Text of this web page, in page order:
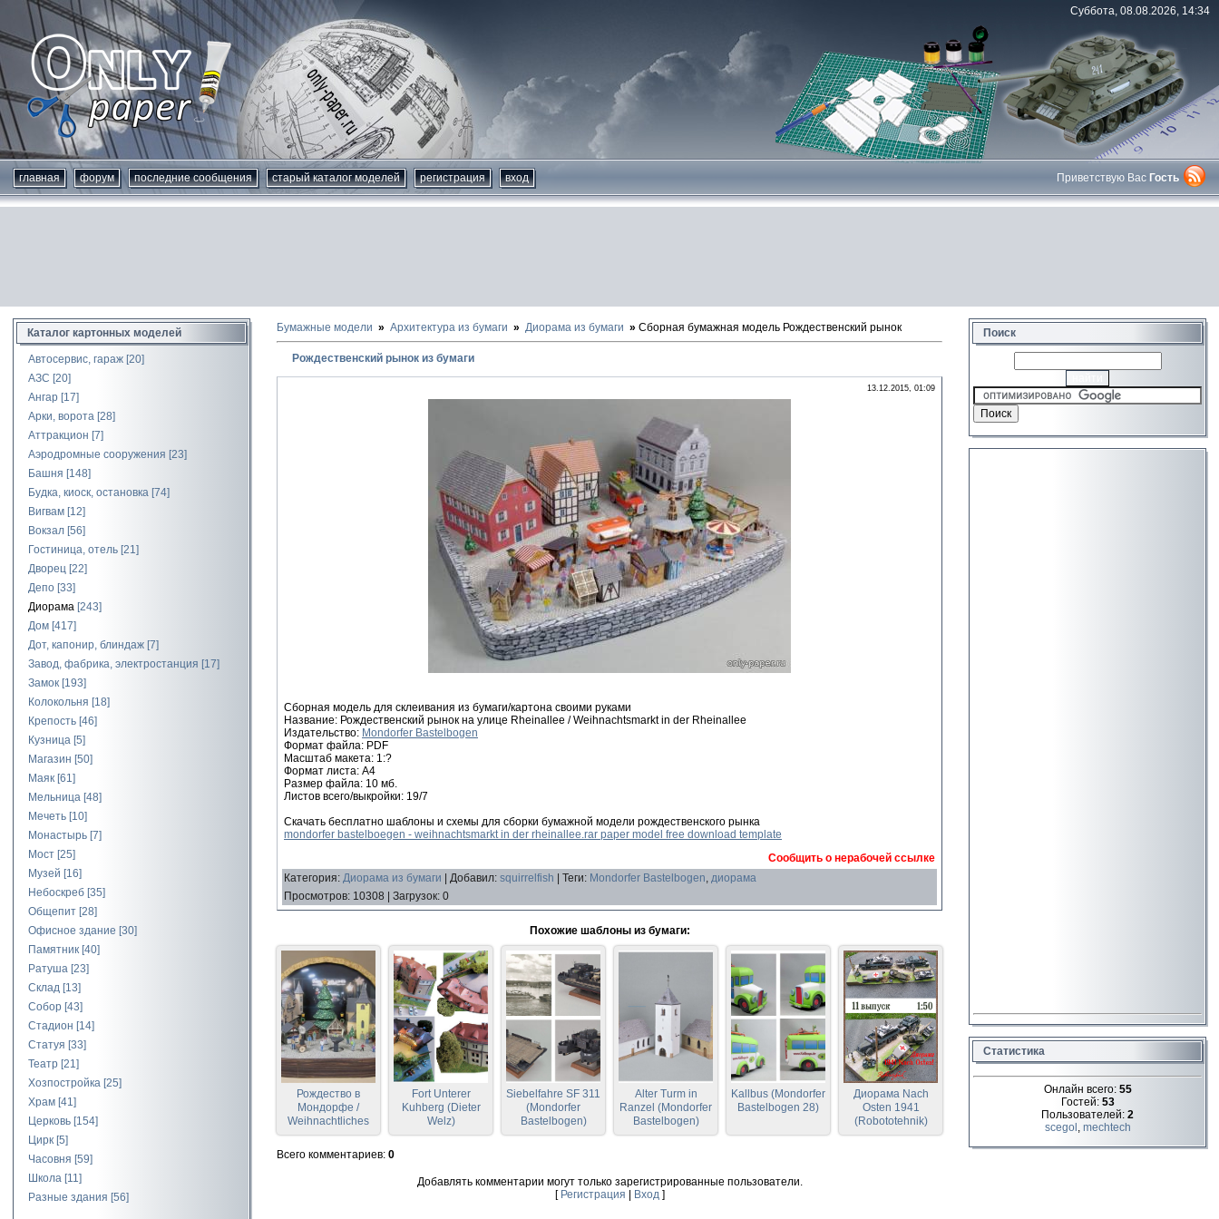
Суббота, 08.08.2026, 14:34
главная форум последние сообщения старый каталог моделей регистрация вход Приветствую Вас Гость
Каталог картонных моделей
Автосервис, гараж [20]
АЗС [20]
Ангар [17]
Арки, ворота [28]
Аттракцион [7]
Аэродромные сооружения [23]
Башня [148]
Будка, киоск, остановка [74]
Вигвам [12]
Вокзал [56]
Гостиница, отель [21]
Дворец [22]
Депо [33]
Диорама [243]
Дом [417]
Дот, капонир, блиндаж [7]
Завод, фабрика, электростанция [17]
Замок [193]
Колокольня [18]
Крепость [46]
Кузница [5]
Магазин [50]
Маяк [61]
Мельница [48]
Мечеть [10]
Монастырь [7]
Мост [25]
Музей [16]
Небоскреб [35]
Общепит [28]
Офисное здание [30]
Памятник [40]
Ратуша [23]
Склад [13]
Собор [43]
Стадион [14]
Статуя [33]
Театр [21]
Хозпостройка [25]
Храм [41]
Церковь [154]
Цирк [5]
Часовня [59]
Школа [11]
Разные здания [56]
Бумажные модели Архитектура из бумаги Диорама из бумаги Сборная бумажная модель Рождественский рынок
Рождественский рынок из бумаги
13.12.2015, 01:09
Сборная модель для склеивания из бумаги/картона своими руками
Название: Рождественский рынок на улице Rheinallee / Weihnachtsmarkt in der Rheinallee
Издательство: Mondorfer Bastelbogen
Формат файла: PDF
Масштаб макета: 1:?
Формат листа: А4
Размер файла: 10 мб.
Листов всего/выкройки: 19/7
Скачать бесплатно шаблоны и схемы для сборки бумажной модели рождественского рынка
mondorfer bastelboegen - weihnachtsmarkt in der rheinallee.rar paper model free download template
Сообщить о нерабочей ссылке
Категория: Диорама из бумаги Добавил: squirrelfish Теги: Mondorfer Bastelbogen, диорама
Просмотров: 10308 Загрузок: 0
Похожие шаблоны из бумаги:
Рождество в
Мондорфе /
Weihnachtliches
Mondorf
Fort Unterer
Kuhberg (Dieter
Welz)
Siebelfahre SF 311
(Mondorfer
Bastelbogen)
Alter Turm in
Ranzel (Mondorfer
Bastelbogen)
Kallbus (Mondorfer
Bastelbogen 28)
Диорама Nach
Osten 1941
(Robototehnik)
Всего комментариев: 0
Добавлять комментарии могут только зарегистрированные пользователи.
[ Регистрация Вход]
Поиск
Статистика
Онлайн всего: 55
Гостей: 53
Пользователей: 2
scegol , mechtech